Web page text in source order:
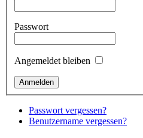
Passwort
Angemeldet bleiben
Passwort vergessen?
Benutzername vergessen?